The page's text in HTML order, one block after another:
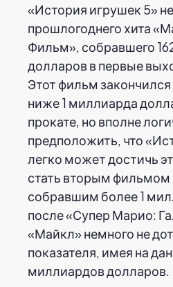
«История игрушек 5»
прошлогоднего хита
Фильм», собравшего
долларов в первые
Этот фильм закончился
ниже 1 миллиарда
прокате, но вполне
предположить, что
легко может достичь
стать вторым фильмом
собравшим более 1
после «Супер Марио:
«Майкл» немного не
показателя, имея на
миллиардов долларов.